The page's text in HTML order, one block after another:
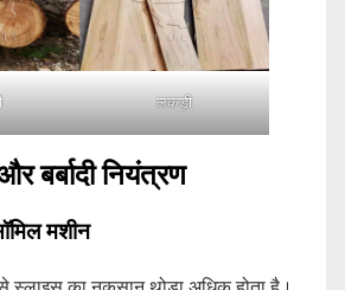
लकड़ी
बर्बादी नियंत्रण
मशीन